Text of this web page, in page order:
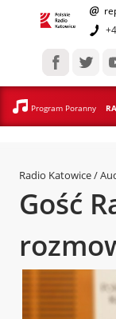
Program Poranny
Radio Katowice /
Gość